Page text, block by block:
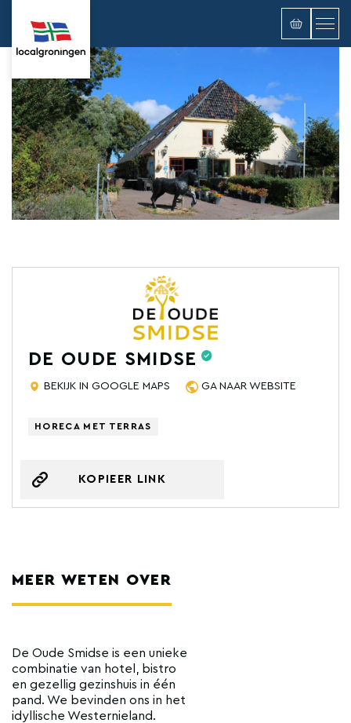
DE OUDE SMIDSE
BEKIJK IN GOOGLE MAPS GA NAAR WEBSITE
HORECA MET TERRAS
KOPIEER LINK
MEER WETEN OVER
De Oude Smidse is een unieke
combinatie van hotel, bistro
en gezellig gezinshuis in één
pand. We bevinden ons in het
idyllische Westernieland.